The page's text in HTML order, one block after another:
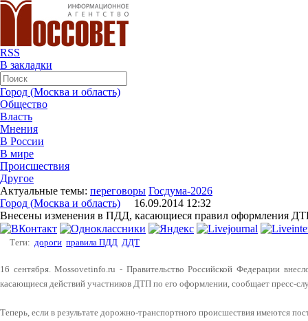
RSS
В закладки
Город (Москва и область)
Общество
Власть
Мнения
В России
В мире
Происшествия
Другое
Актуальные темы: переговоры Госдума-2026
Город (Москва и область) 16.09.2014 12:32
Внесены изменения в ПДД, касающиеся правил оформления
Теги: дороги правила ПДД ДДТ
16 сентября. Mossovetinfo.ru - Правительство Российской Федерации
касающиеся действий участников ДТП по его оформлении, сообщает
Теперь, если в результате дорожно-транспортного происшествия имеются